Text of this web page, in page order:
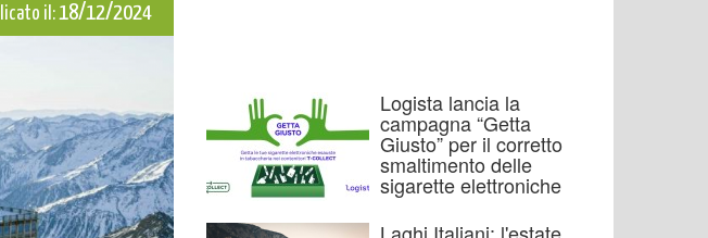
il:18/12/2024
Logista lancia la
campagna “Getta
Giusto” per il corretto
smaltimento delle
sigarette elettroniche